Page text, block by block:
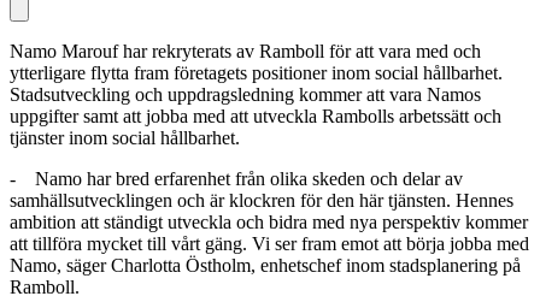
Namo Marouf har rekryterats av Ramboll för att vara med och
ytterligare flytta fram företagets positioner inom social hållbarhet.
Stadsutveckling och uppdragsledning kommer att vara Namos
uppgifter samt att jobba med att utveckla Rambolls arbetssätt och
tjänster inom social hållbarhet.
- Namo har bred erfarenhet från olika skeden och delar av
samhällsutvecklingen och är klockren för den här tjänsten. Hennes
ambition att ständigt utveckla och bidra med nya perspektiv kommer
att tillföra mycket till vårt gäng. Vi ser fram emot att börja jobba med
Namo, säger Charlotta Östholm, enhetschef inom stadsplanering på
Ramboll.